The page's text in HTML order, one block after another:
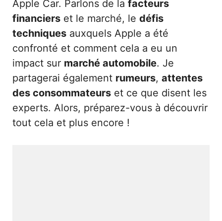
Apple Car. Parlons de la facteurs
financiers et le marché, le défis
techniques auxquels Apple a été
confronté et comment cela a eu un
impact sur marché automobile. Je
partagerai également rumeurs, attentes
des consommateurs et ce que disent les
experts. Alors, préparez-vous à découvrir
tout cela et plus encore !